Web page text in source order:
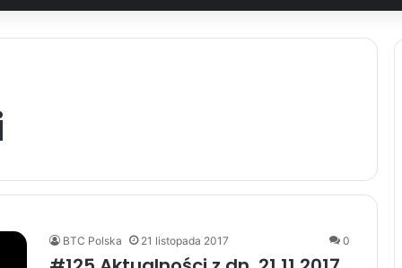
BTC Polska 21 listopada 2017 0